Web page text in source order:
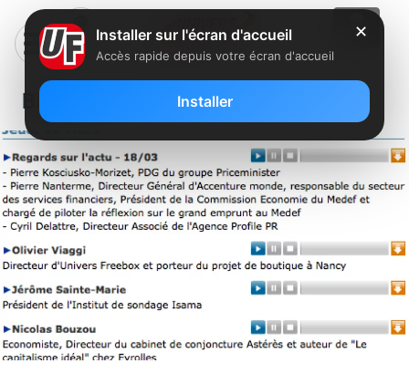
BFM Radio
✕
Installer sur l'écran d'accueil
Accès rapide depuis votre écran d'accueil
Installer